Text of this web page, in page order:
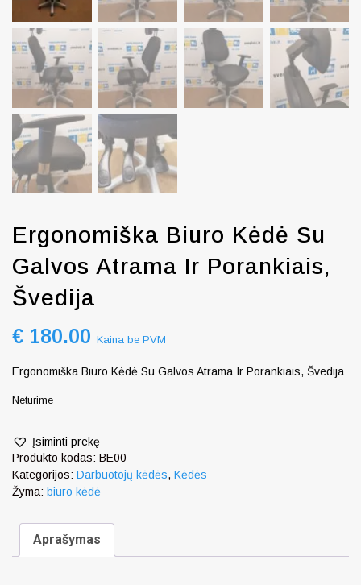
Ergonomiška Biuro Kėdė Su
Galvos Atrama Ir Porankiais,
Švedija
€ 180.00 Kaina be PVM
Ergonomiška Biuro Kėdė Su Galvos Atrama Ir Porankiais, Švedija
Neturime
Įsiminti prekę
Produkto kodas: BE00
Kategorijos: Darbuotojų kėdės, Kėdės
Žyma: biuro kėdė
Aprašymas